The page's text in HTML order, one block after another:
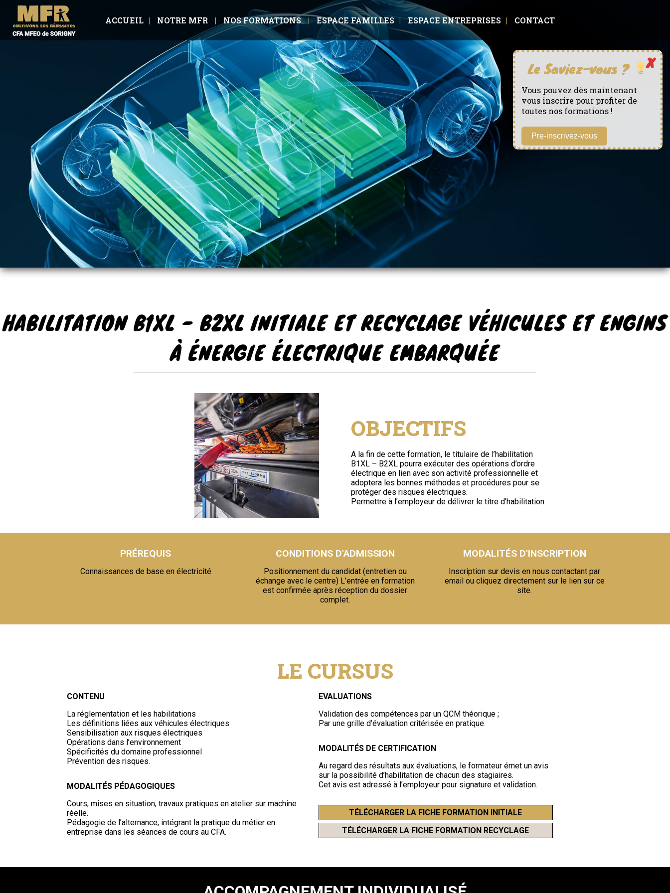
ACCUEIL NOTRE MFR NOS FORMATIONS ESPACE FAMILLES ESPACE ENTREPRISES CONTACT
HABILITATION B1XL - B2XL INITIALE ET RECYCLAGE VÉHICULES ET ENGINS
À ÉNERGIE ÉLECTRIQUE EMBARQUÉE
OBJECTIFS
A la fin de cette formation, le titulaire de l’habilitation
B1XL – B2XL pourra exécuter des opérations d’ordre
électrique en lien avec son activité professionnelle et
adoptera les bonnes méthodes et procédures pour se
protéger des risques électriques.
Permettre à l’employeur de délivrer le titre d’habilitation.
PRÉREQUIS
Connaissances de base en électricité
CONDITIONS D'ADMISSION
Positionnement du candidat (entretien ou
échange avec le centre) L’entrée en formation
est confirmée après réception du dossier
complet.
MODALITÉS D'INSCRIPTION
Inscription sur devis en nous contactant par
email ou cliquez directement sur le lien sur ce
site.
LE CURSUS
CONTENU
La réglementation et les habilitations
Les définitions liées aux véhicules électriques
Sensibilisation aux risques électriques
Opérations dans l’environnement
Spécificités du domaine professionnel
Prévention des risques.
MODALITÉS PÉDAGOGIQUES
Cours, mises en situation, travaux pratiques en atelier sur machine
réelle.
Pédagogie de l’alternance, intégrant la pratique du métier en
entreprise dans les séances de cours au CFA.
EVALUATIONS
Validation des compétences par un QCM théorique ;
Par une grille d’évaluation critérisée en pratique.
MODALITÉS DE CERTIFICATION
Au regard des résultats aux évaluations, le formateur émet un avis
sur la possibilité d’habilitation de chacun des stagiaires.
Cet avis est adressé à l’employeur pour signature et validation.
TÉLÉCHARGER LA FICHE FORMATION INITIALE
TÉLÉCHARGER LA FICHE FORMATION RECYCLAGE
Vous pouvez dès maintenant
vous inscrire pour profiter de
toutes nos formations !
Pre-inscrivez-vous